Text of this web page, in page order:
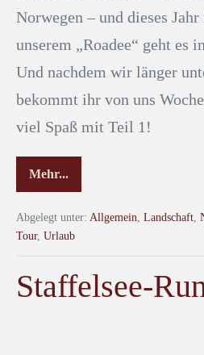
Norwegen – und dieses
unserem „Roadee“ geht es
Und nachdem wir länger
bekommt ihr von uns
viel Spaß mit Teil 1!
Mehr...
Abgelegt unter: Allgemein, Landschaft,
Tour, Urlaub
Staffelsee-